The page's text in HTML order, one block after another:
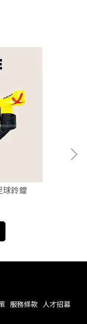
球鈴鐺
服務條款 人才招募